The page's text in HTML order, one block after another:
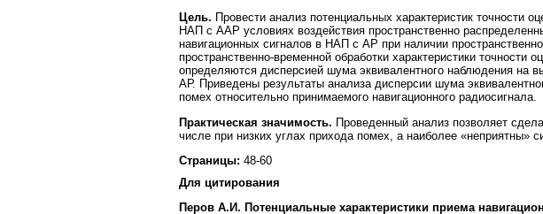
Цель. Провести анализ потенциальных характеристик точности
НАП с ААР условиях воздействия пространственно
навигационных сигналов в НАП с АР при наличии
пространственно-временной обработки характеристики
определяются дисперсией шума эквивалентного наблюдения на
АР. Приведены результаты анализа дисперсии шума
помех относительно принимаемого навигационного радиосигнала.
Практическая значимость. Проведенный анализ позволяет
числе при низких углах прихода помех, а наиболее «неприятны»
Страницы: 48-60
Для цитирования
Перов А.И. Потенциальные характеристики приема